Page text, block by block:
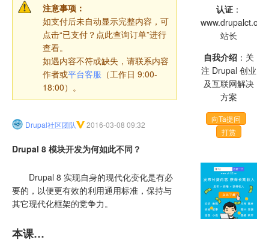
注意事项：
如支付后未自动显示完整内容，可
点击“已支付？点此查询订单”进行
查看。
如遇内容不符或缺失，请联系内容
作者或平台客服 （工作日 9:00-
18:00）。
Drupal社区团队 2016-03-08 09:32
Drupal 8 模块开发为何如此不同？
Drupal 8 实现自身的现代化变化是有必
要的，以便更有效的利用通用标准，保持与
其它现代化框架的竞争力。
本课…
认证：
www.drupalct.org
站长
自我介绍：关
注 Drupal 创业
及互联网解决
方案
向Ta提问
打赏